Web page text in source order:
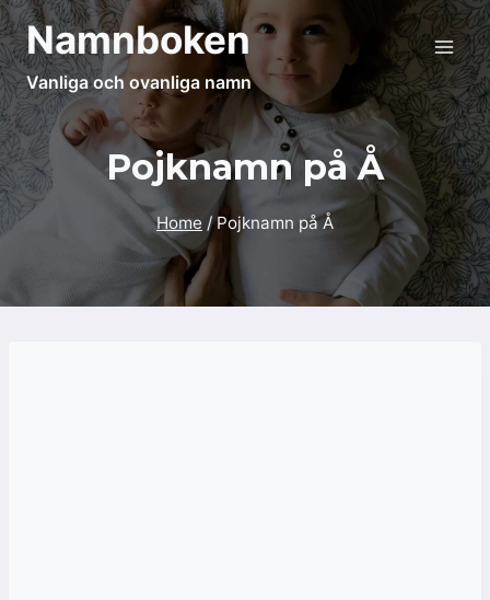
Skip
to
content
Namnboken
Vanliga och ovanliga namn
Pojknamn på Å
Home / Pojknamn på Å